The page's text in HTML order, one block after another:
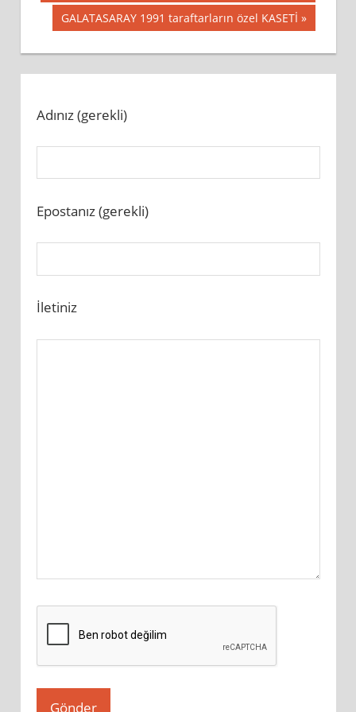
Next
Post:
GALATASARAY 1991 taraftarların özel KASETİ
Adınız (gerekli)
Epostanız (gerekli)
İletiniz